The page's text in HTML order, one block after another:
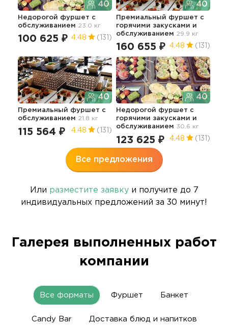
40
Недорогой фуршет с
обслуживанием 23.0 кг
100 625 ₽ 4.48 (131)
40
Премиальный фуршет с
горячими закусками и
обслуживанием 29.9 кг
160 655 ₽ 4.48 (131)
40
Премиальный фуршет с
обслуживанием 21.8 кг
115 564 ₽ 4.48 (131)
40
Недорогой фуршет с
горячими закусками и
обслуживанием 30.6 кг
123 625 ₽ 4.48 (131)
Все предложения
Или разместите заявкуи получите до 7
индивидуальных предложений за 30 минут!
Галерея выполненных работ
компании
Все форматы Фуршет Банкет
Candy Bar Доставка блюд и напитков